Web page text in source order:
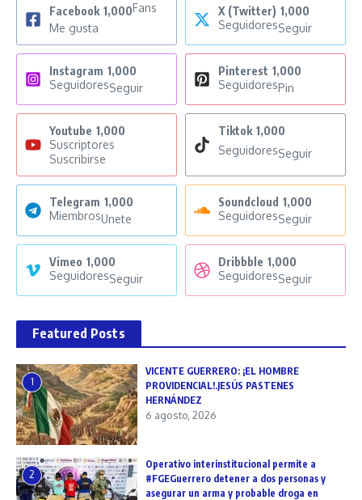
Facebook 1,000Fans
Me gusta
X (Twitter) 1,000
SeguidoresSeguir
Instagram 1,000
SeguidoresSeguir
Pinterest 1,000
SeguidoresPin
Youtube 1,000
Suscriptores
Suscribirse
Tiktok 1,000
SeguidoresSeguir
Telegram 1,000
MiembrosUnete
Soundcloud 1,000
SeguidoresSeguir
Vimeo 1,000
SeguidoresSeguir
Dribbble 1,000
SeguidoresSeguir
Featured Posts
1
VICENTE GUERRERO: ¡EL HOMBRE
PROVIDENCIAL!.JESÚS PASTENES
HERNÁNDEZ
6 agosto, 2026
2
Operativo interinstitucional permite a
#FGEGuerrero detener a dos personas y
asegurar un arma y probable droga en